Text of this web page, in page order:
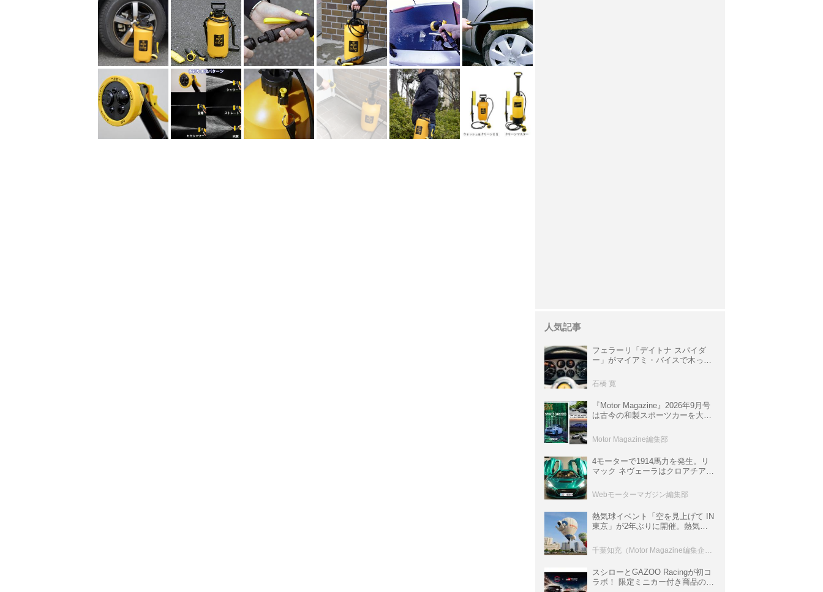
人気記事
フェラーリ「デイトナ スパイダ
ー」がマイアミ・バイスで木っ端
サ」に化けた理由
石橋 寛
『Motor Magazine』2026年9月号
は古今の和製スポーツカーを大特
情報も満載
Motor Magazine編集部
4モーターで1914馬力を発生。リ
マック ネヴェーラはクロアチア発
ロニクル・完全版／115】
Webモーターマガジン編集部
熱気球イベント「空を見上げて IN
東京」が2年ぶりに開催。熱気球
室などのコンテンツも
スシローとGAZOO Racingが初コ
ラボ！ 限定ミニカー付き商品の